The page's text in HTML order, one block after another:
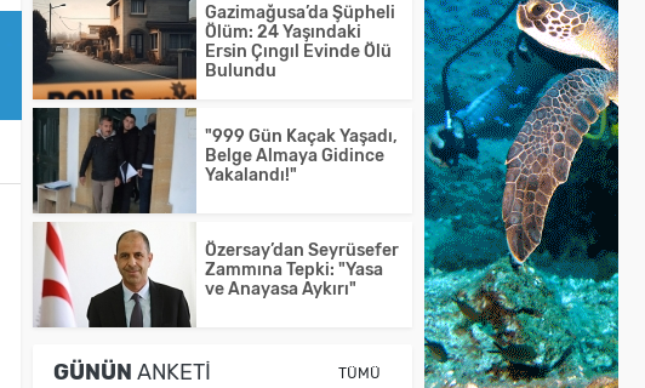
Gazimağusa’da Şüpheli
Ölüm: 24 Yaşındaki
Ersin Çıngıl Evinde Ölü
Bulundu
"999 Gün Kaçak Yaşadı,
Belge Almaya Gidince
Yakalandı!"
Özersay’dan Seyrüsefer
Zammına Tepki: "Yasa
ve Anayasa Aykırı"
GÜNÜN ANKETI TÜMÜ